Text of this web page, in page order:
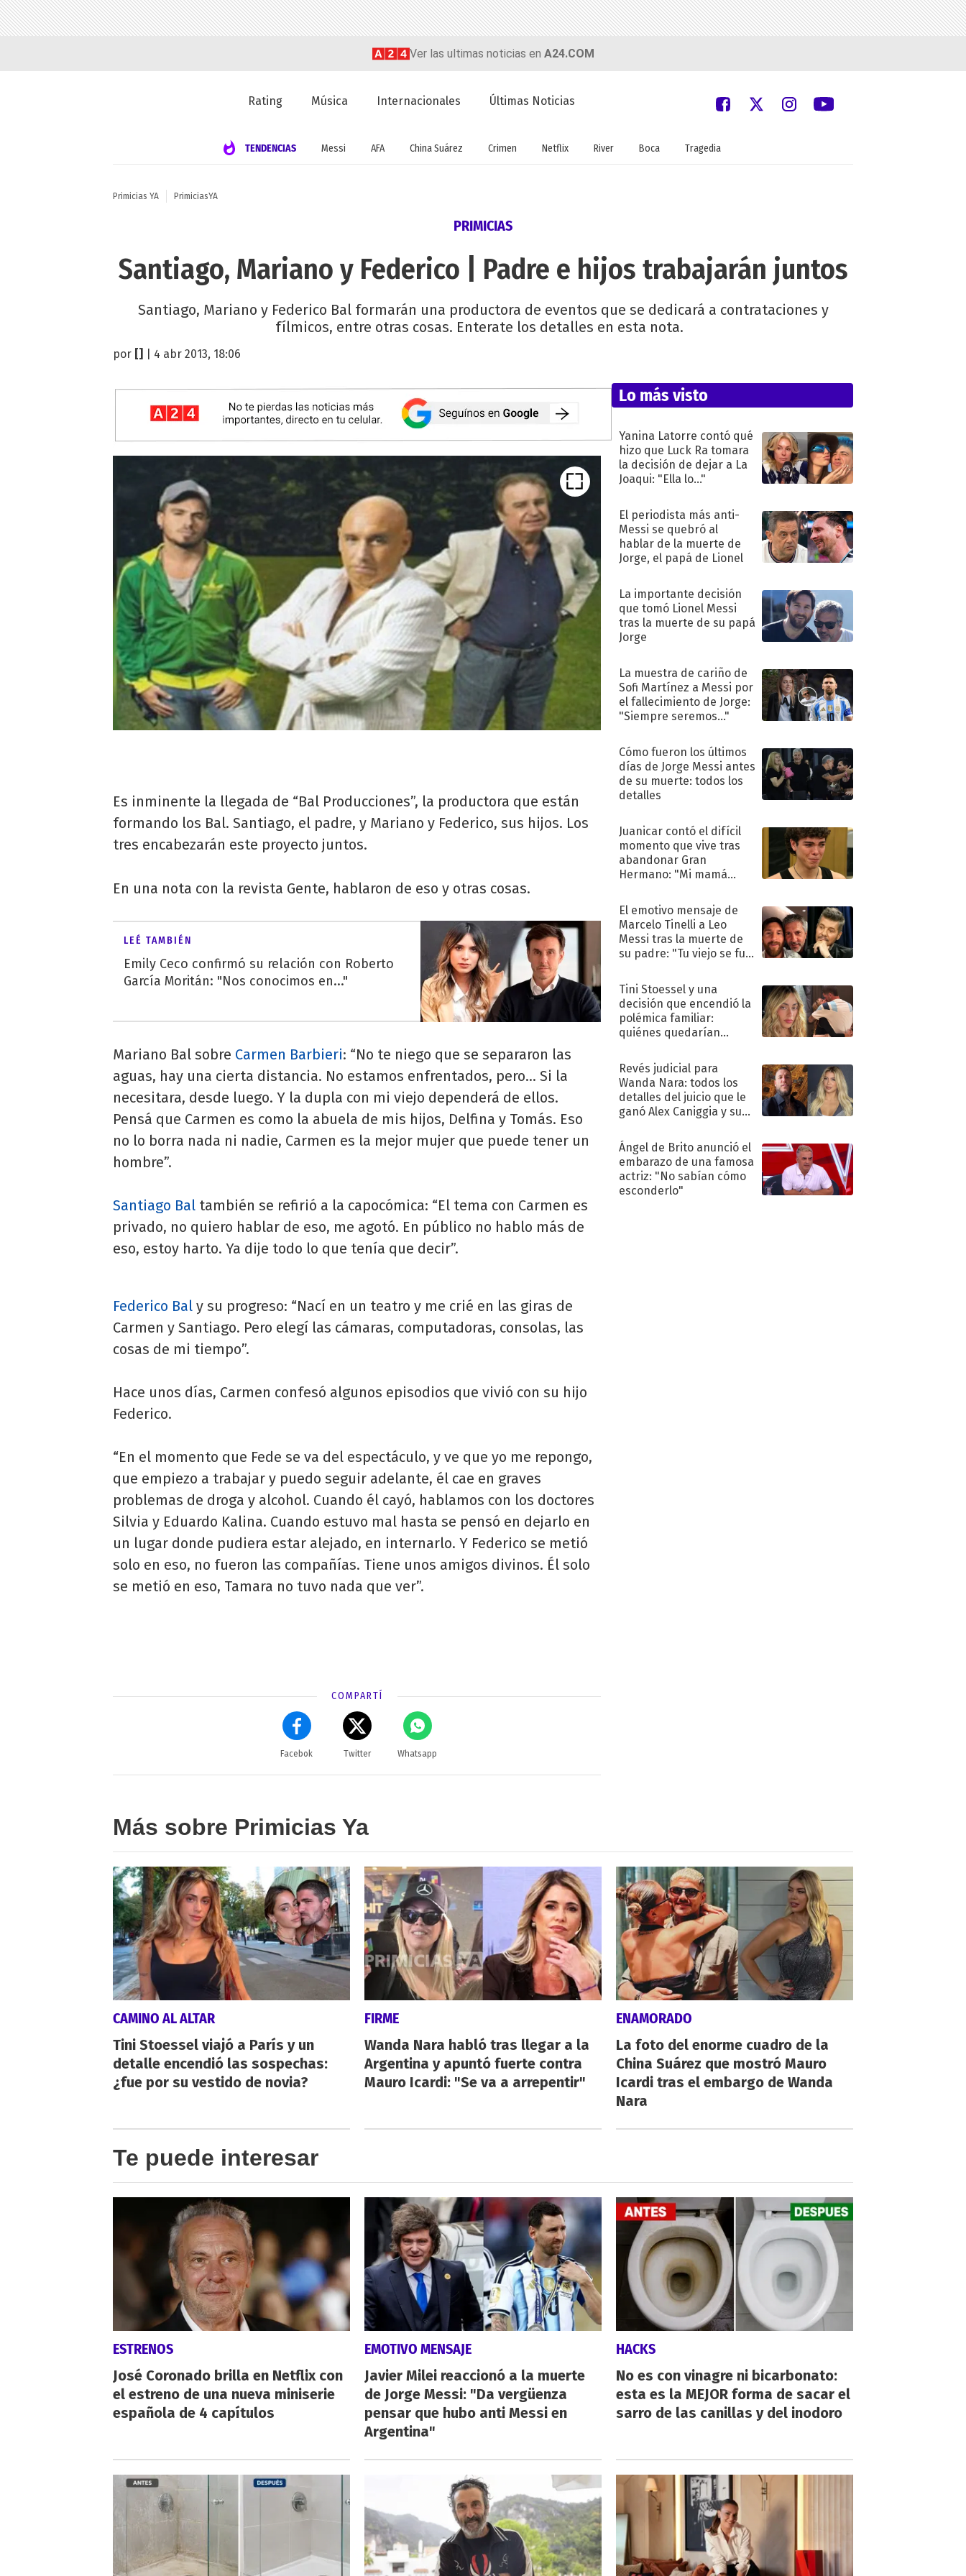
Ver las ultimas noticias en A24.COM
Rating Música Internacionales Últimas Noticias
TENDENCIAS Messi AFA China Suárez Crimen Netflix River Boca Tragedia
Primicias YA PrimiciasYA
PRIMICIAS
Santiago, Mariano y Federico | Padre e hijos trabajarán juntos
Santiago, Mariano y Federico Bal formarán una productora de eventos que se dedicará a contrataciones y
fílmicos, entre otras cosas. Enterate los detalles en esta nota.
por | 4 abr 2013, 18:06
Es inminente la llegada de “Bal Producciones”, la productora que están
formando los Bal. Santiago, el padre, y Mariano y Federico, sus hijos. Los
tres encabezarán este proyecto juntos.
En una nota con la revista Gente, hablaron de eso y otras cosas.
LEÉ TAMBIÉN
Emily Ceco confirmó su relación con Roberto
García Moritán: "Nos conocimos en..."
Mariano Bal sobre Carmen Barbieri: “No te niego que se separaron las
aguas, hay una cierta distancia. No estamos enfrentados, pero... Si la
necesitara, desde luego. Y la dupla con mi viejo dependerá de ellos.
Pensá que Carmen es como la abuela de mis hijos, Delfina y Tomás. Eso
no lo borra nada ni nadie, Carmen es la mejor mujer que puede tener un
hombre”.
Santiago Bal también se refirió a la capocómica: “El tema con Carmen es
privado, no quiero hablar de eso, me agotó. En público no hablo más de
eso, estoy harto. Ya dije todo lo que tenía que decir”.
Federico Bal y su progreso: “Nací en un teatro y me crié en las giras de
Carmen y Santiago. Pero elegí las cámaras, computadoras, consolas, las
cosas de mi tiempo”.
Hace unos días, Carmen confesó algunos episodios que vivió con su hijo
Federico.
“En el momento que Fede se va del espectáculo, y ve que yo me repongo,
que empiezo a trabajar y puedo seguir adelante, él cae en graves
problemas de droga y alcohol. Cuando él cayó, hablamos con los doctores
Silvia y Eduardo Kalina. Cuando estuvo mal hasta se pensó en dejarlo en
un lugar donde pudiera estar alejado, en internarlo. Y Federico se metió
solo en eso, no fueron las compañías. Tiene unos amigos divinos. Él solo
se metió en eso, Tamara no tuvo nada que ver”.
COMPARTÍ
Facebok Twitter Whatsapp
Lo más visto
Yanina Latorre contó qué
hizo que Luck Ra tomara
la decisión de dejar a La
Joaqui: "Ella lo..."
El periodista más anti-
Messi se quebró al
hablar de la muerte de
Jorge, el papá de Lionel
La importante decisión
que tomó Lionel Messi
tras la muerte de su papá
Jorge
La muestra de cariño de
Sofi Martínez a Messi por
el fallecimiento de Jorge:
"Siempre seremos..."
Cómo fueron los últimos
días de Jorge Messi antes
de su muerte: todos los
detalles
Juanicar contó el difícil
momento que vive tras
abandonar Gran
Hermano: "Mi mamá
El emotivo mensaje de
Marcelo Tinelli a Leo
Messi tras la muerte de
su padre: "Tu viejo se fue
Tini Stoessel y una
decisión que encendió la
polémica familiar:
quiénes quedarían
Revés judicial para
Wanda Nara: todos los
detalles del juicio que le
ganó Alex Caniggia y sus
Ángel de Brito anunció el
embarazo de una famosa
actriz: "No sabían cómo
esconderlo"
Más sobre Primicias Ya
CAMINO AL ALTAR
Tini Stoessel viajó a París y un
detalle encendió las sospechas:
¿fue por su vestido de novia?
FIRME
Wanda Nara habló tras llegar a la
Argentina y apuntó fuerte contra
Mauro Icardi: "Se va a arrepentir"
ENAMORADO
La foto del enorme cuadro de la
China Suárez que mostró Mauro
Icardi tras el embargo de Wanda
Nara
Te puede interesar
ESTRENOS
José Coronado brilla en Netflix con
el estreno de una nueva miniserie
española de 4 capítulos
EMOTIVO MENSAJE
Javier Milei reaccionó a la muerte
de Jorge Messi: "Da vergüenza
pensar que hubo anti Messi en
Argentina"
HACKS
No es con vinagre ni bicarbonato:
esta es la MEJOR forma de sacar el
sarro de las canillas y del inodoro